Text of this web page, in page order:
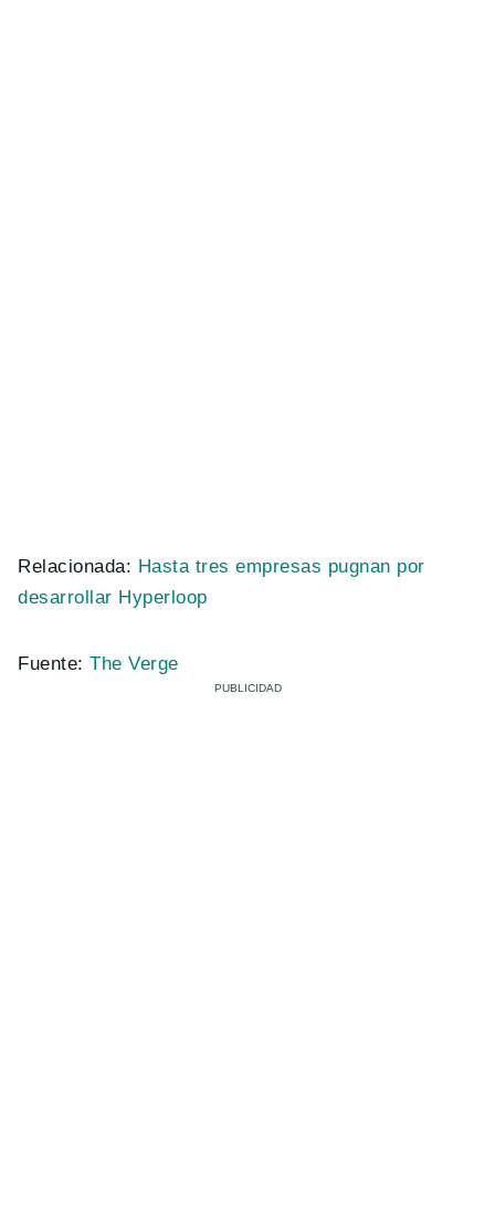
Relacionada: Hasta tres empresas pugnan por
desarrollar Hyperloop
Fuente:The Verge